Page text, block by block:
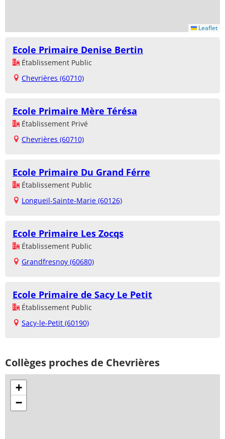
Leaflet
Ecole Primaire Denise Bertin
Établissement Public
Chevrières (60710)
Ecole Primaire Mère Térésa
Établissement Privé
Chevrières (60710)
Ecole Primaire Du Grand Férre
Établissement Public
Longueil-Sainte-Marie (60126)
Ecole Primaire Les Zocqs
Établissement Public
Grandfresnoy (60680)
Ecole Primaire de Sacy Le Petit
Établissement Public
Sacy-le-Petit (60190)
Collèges proches de Chevrières
+
−